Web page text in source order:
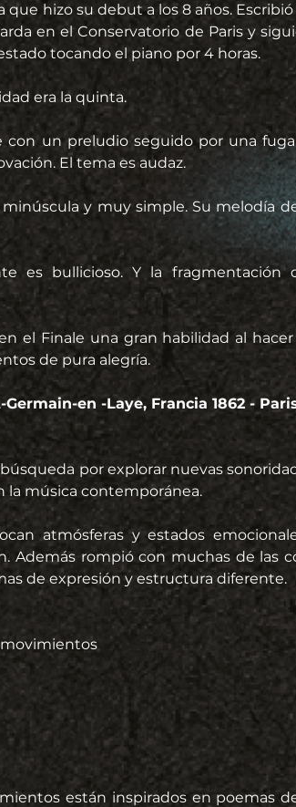
que hizo su debut a los 8 años.
en el Conservatorio de Paris y
tocando el piano por 4 horas.
era la quinta.
con un preludio seguido por una
El tema es audaz.
minúscula y muy simple. Su melodía
es bullicioso. Y la
el Finale una gran habilidad al
de pura alegría.
en -Laye, Francia 1862 -
por explorar nuevas
la música contemporánea.
atmósferas y estados
Además rompió con muchas de las
de expresión y estructura diferente.
están inspirados en poemas